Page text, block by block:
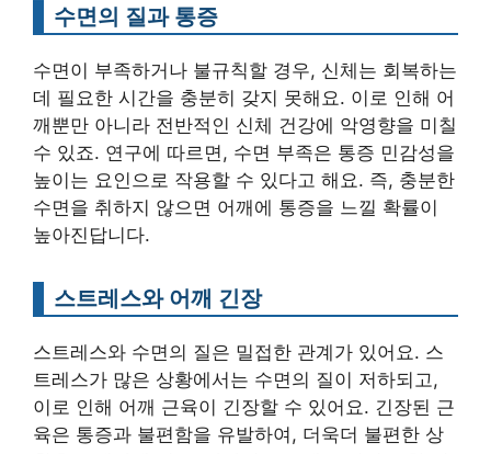
수면의 질과 통증
수면이 부족하거나 불규칙할 경우, 신체는 회복하는
데 필요한 시간을 충분히 갖지 못해요. 이로 인해 어
깨뿐만 아니라 전반적인 신체 건강에 악영향을 미칠
수 있죠. 연구에 따르면, 수면 부족은 통증 민감성을
높이는 요인으로 작용할 수 있다고 해요. 즉, 충분한
수면을 취하지 않으면 어깨에 통증을 느낄 확률이
높아진답니다.
스트레스와 어깨 긴장
스트레스와 수면의 질은 밀접한 관계가 있어요. 스
트레스가 많은 상황에서는 수면의 질이 저하되고,
이로 인해 어깨 근육이 긴장할 수 있어요. 긴장된 근
육은 통증과 불편함을 유발하여, 더욱더 불편한 상